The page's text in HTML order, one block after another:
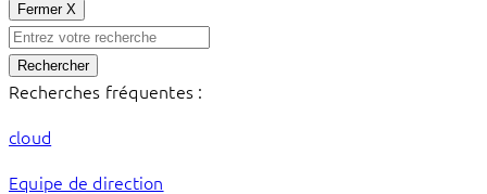
Fermer X
Rechercher
Recherches fréquentes :
cloud
Equipe de direction